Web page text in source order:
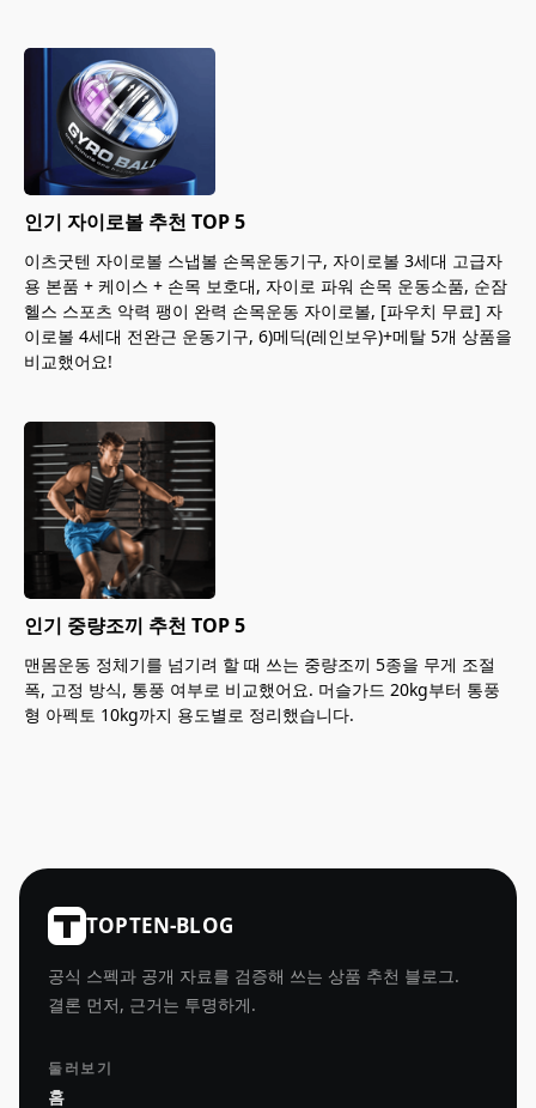
인기 자이로볼 추천 TOP 5
이츠굿텐 자이로볼 스냅볼 손목운동기구, 자이로볼 3세대 고급자
용 본품 + 케이스 + 손목 보호대, 자이로 파워 손목 운동소품, 순잠
헬스 스포츠 악력 팽이 완력 손목운동 자이로볼, [파우치 무료] 자
이로볼 4세대 전완근 운동기구, 6)메딕(레인보우)+메탈 5개 상품을
비교했어요!
인기 중량조끼 추천 TOP 5
맨몸운동 정체기를 넘기려 할 때 쓰는 중량조끼 5종을 무게 조절
폭, 고정 방식, 통풍 여부로 비교했어요. 머슬가드 20kg부터 통풍
형 아펙토 10kg까지 용도별로 정리했습니다.
TOPTEN-BLOG
공식 스펙과 공개 자료를 검증해 쓰는 상품 추천 블로그.
결론 먼저, 근거는 투명하게.
둘러보기
홈